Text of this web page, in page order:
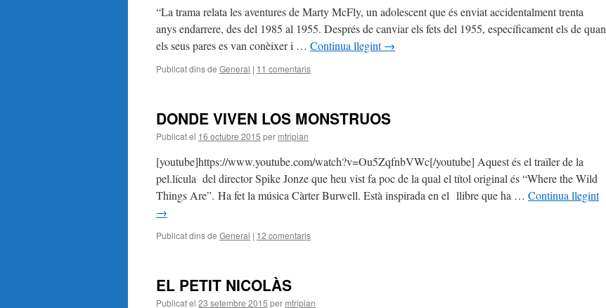
“La trama relata les aventures de Marty McFly, un adolescent que és enviat accidentalment trenta
anys endarrere, des del 1985 al 1955. Després de canviar els fets del 1955, específicament els de quan
els seus pares es van conèixer i … Continua llegint→
Publicat dins de General | 11 comentaris
DONDE VIVEN LOS MONSTRUOS
Publicat el 16 octubre 2015 per mtripian
[youtube]https://www.youtube.com/watch?v=Ou5ZqfnbVWc[/youtube] Aquest és el traïler de la
pel.lícula del director Spike Jonze que heu vist fa poc de la qual el títol original és “Where the Wild
Things Are”. Ha fet la música Càrter Burwell. Està inspirada en el llibre que ha … Continua llegint
→
Publicat dins de General | 12 comentaris
EL PETIT NICOLÀS
Publicat el 23 setembre 2015 per mtripian